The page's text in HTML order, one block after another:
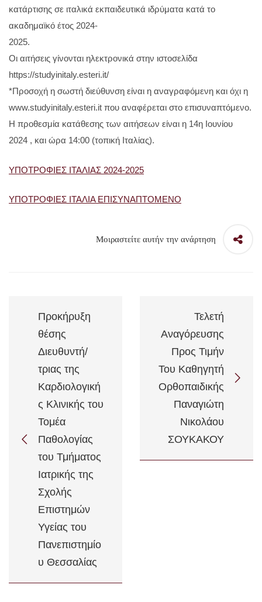
κατάρτισης σε ιταλικά εκπαιδευτικά ιδρύματα κατά το
ακαδημαϊκό έτος 2024-
2025.
Οι αιτήσεις γίνονται ηλεκτρονικά στην ιστοσελίδα
https://studyinitaly.esteri.it/
*Προσοχή η σωστή διεύθυνση είναι η αναγραφόμενη και όχι η
www.studyinitaly.esteri.it που αναφέρεται στο επισυναπτόμενο.
Η προθεσμία κατάθεσης των αιτήσεων είναι η 14η Ιουνίου
2024 , και ώρα 14:00 (τοπική Ιταλίας).
ΥΠΟΤΡΟΦΙΕΣ ΙΤΑΛΙΑΣ 2024-2025
ΥΠΟΤΡΟΦΙΕΣ ΙΤΑΛΙΑ ΕΠΙΣΥΝΑΠΤΟΜΕΝΟ
Μοιραστείτε αυτήν την ανάρτηση
Προκήρυξη
θέσης
Διευθυντή/
τριας της
Καρδιολογική
ς Κλινικής του
Τομέα
Παθολογίας
του Τμήματος
Ιατρικής της
Σχολής
Επιστημών
Υγείας του
Πανεπιστημίο
υ Θεσσαλίας
Τελετή
Αναγόρευσης
Προς Τιμήν
Του Καθηγητή
Ορθοπαιδικής
Παναγιώτη
Νικολάου
ΣΟΥΚΑΚΟΥ